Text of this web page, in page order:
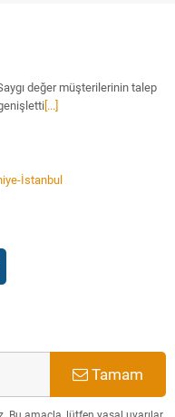
değer müşterilerinin talep
[...]
İstanbul
Tamam